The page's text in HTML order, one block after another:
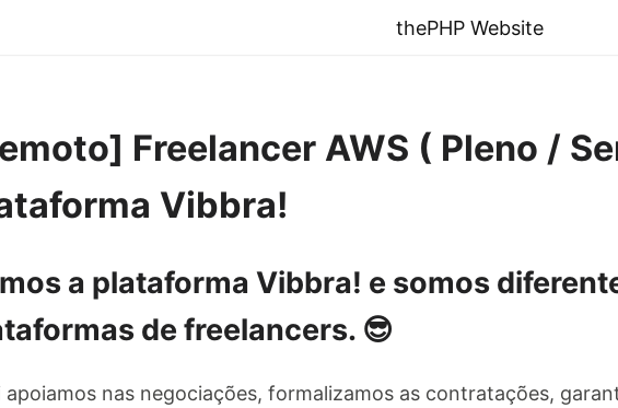
thePHP Website
Freelancer AWS ( Pleno /
Vibbra!
a plataforma Vibbra! e somos
de freelancers. 😎
apoiamos nas negociações, formalizamos as contratações,